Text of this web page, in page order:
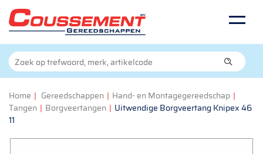
Home | Gereedschappen | Hand- en Montagegereedschap |
Tangen | Borgveertangen | Uitwendige Borgveertang Knipex 46
11